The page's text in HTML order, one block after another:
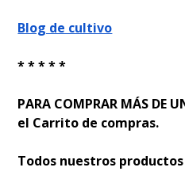
Blog de cultivo
* * * * *
PARA COMPRAR MÁS DE
el Carrito de compras.
Todos nuestros